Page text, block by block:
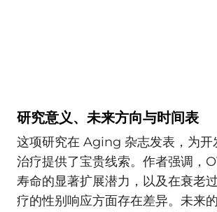
研究意义、未来方向与时间表
这项研究在 Aging 杂志发表，为开
治疗提供了宝贵线索。作者强调，
寿命的显著扩展潜力，以及在衰老
疗的性别响应方面存在差异。未来